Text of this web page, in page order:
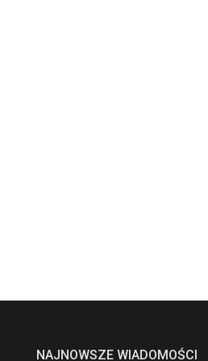
NAJNOWSZE WIADOMOŚCI